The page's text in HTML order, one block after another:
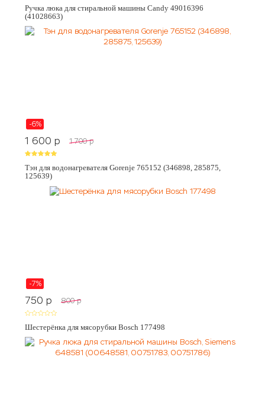
Ручка люка для стиральной машины Candy 49016396
(41028663)
-6%
1 600 p 1 700 p
Тэн для водонагревателя Gorenje 765152 (346898, 285875,
125639)
-7%
750 p 800 p
Шестерёнка для мясорубки Bosch 177498